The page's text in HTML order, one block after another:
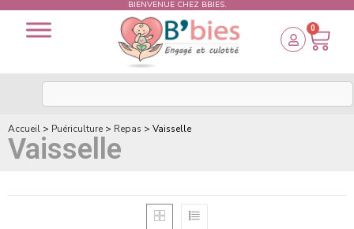
BIENVENUE CHEZ BBIES.
0
Accueil > Puériculture > Repas > Vaisselle
Vaisselle